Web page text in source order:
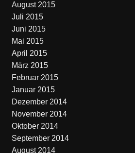
August 2015
Juli 2015
Juni 2015
Mai 2015
April 2015
März 2015
Februar 2015
Januar 2015
Dezember 2014
November 2014
Oktober 2014
September 2014
August 2014